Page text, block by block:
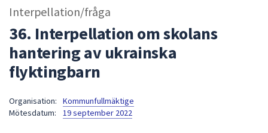
sökfältet
kommer
sökförslag
Interpellation/fråga
36. Interpellation om skolans
hantering av ukrainska
flyktingbarn
Organisation:
Kommunfullmäktige
Mötesdatum:
19 september 2022